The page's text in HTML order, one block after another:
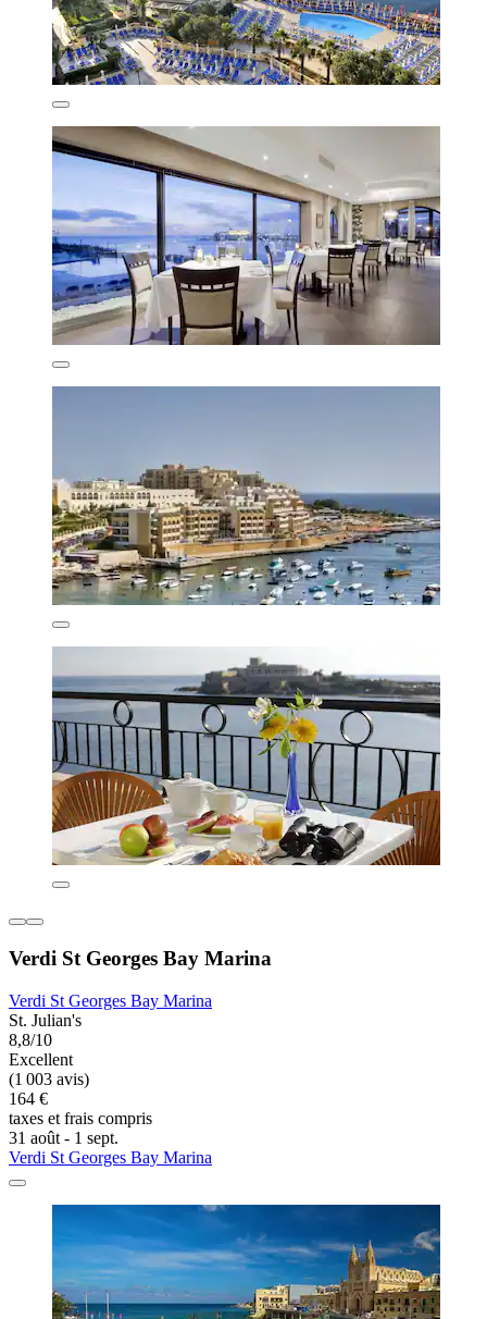
Verdi St Georges Bay Marina
Verdi St Georges Bay Marina
St. Julian's
8,8/10
Excellent
(1 003 avis)
164 €
taxes et frais compris
31 août - 1 sept.
Verdi St Georges Bay Marina